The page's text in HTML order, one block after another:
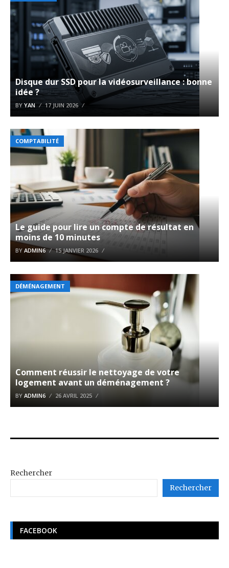
Disque dur SSD pour la vidéosurveillance : bonne
idée ?
BY YAN 17 JUIN 2026
COMPTABILITÉ
Le guide pour lire un compte de résultat en
moins de 10 minutes
BY ADMIN6 15 JANVIER 2026
DÉMÉNAGEMENT
Comment réussir le nettoyage de votre
logement avant un déménagement ?
BY ADMIN6 26 AVRIL 2025
Rechercher
Rechercher
FACEBOOK